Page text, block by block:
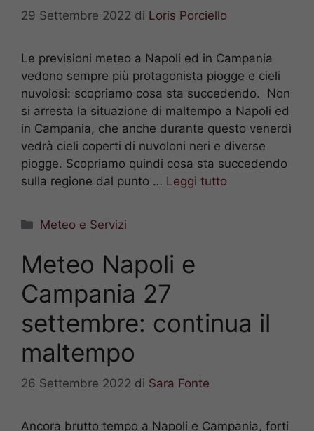
29 Settembre 2022 di Loris Porciello
Le previsioni meteo a Napoli ed in Campania
vedono sempre più protagonista piogge e cieli
nuvolosi: scopriamo cosa sta succedendo. Non
si arresta la situazione di maltempo a Napoli ed
in Campania, che anche durante questo venerdì
vedrà cieli coperti di nuvoloni neri e diverse
piogge. Scopriamo quindi cosa sta succedendo
sulla regione dal punto … Leggi tutto
Categorie
Meteo e Servizi
Meteo Napoli e
Campania 27
settembre: continua il
maltempo
26 Settembre 2022 di Sara Fonte
Ancora brutto tempo a Napoli e Campania, forti